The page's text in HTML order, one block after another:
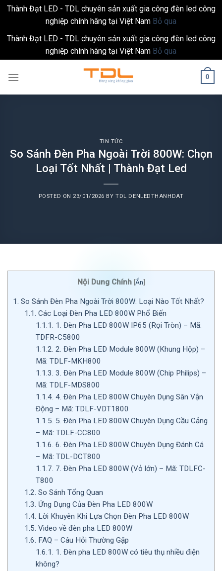
Thành Đạt LED - TDL chuyên sản xuất gia công đèn led công
nghiệp chính hãng tại Việt Nam Bỏ qua
Thành Đạt LED - TDL chuyên sản xuất gia công đèn led công
nghiệp chính hãng tại Việt Nam Bỏ qua
0
TIN TỨC
So Sánh Đèn Pha Ngoài Trời 800W: Chọn
Loại Tốt Nhất | Thành Đạt Led
POSTED ON 23/01/2026 BYTDL DENLEDTHANHDAT
Nội Dung Chính [Ẩn]
1. So Sánh Đèn Pha Ngoài Trời 800W: Loại Nào Tốt Nhất?
1.1. Các Loại Đèn Pha LED 800W Phổ Biến
1.1.1. 1. Đèn Pha LED 800W IP65 (Rọi Tròn) – Mã:
TDFR-C5800
1.1.2. 2. Đèn Pha LED Module 800W (Khung Hộp) –
Mã: TDLF-MKH800
1.1.3. 3. Đèn Pha LED Module 800W (Chip Philips) –
Mã: TDLF-MDS800
1.1.4. 4. Đèn Pha LED 800W Chuyên Dụng Sân Vận
Động – Mã: TDLF-VDT1800
1.1.5. 5. Đèn Pha LED 800W Chuyên Dụng Cầu Cảng
– Mã: TDLF-CC800
1.1.6. 6. Đèn Pha LED 800W Chuyên Dụng Đánh Cá
– Mã: TDL-DCT800
1.1.7. 7. Đèn Pha LED 800W (Vỏ lớn) – Mã: TDLFC-
T800
1.2. So Sánh Tổng Quan
1.3. Ứng Dụng Của Đèn Pha LED 800W
1.4. Lời Khuyên Khi Lựa Chọn Đèn Pha LED 800W
1.5. Video về đèn pha LED 800W
1.6. FAQ – Câu Hỏi Thường Gặp
1.6.1. 1. Đèn pha LED 800W có tiêu thụ nhiều điện
không?